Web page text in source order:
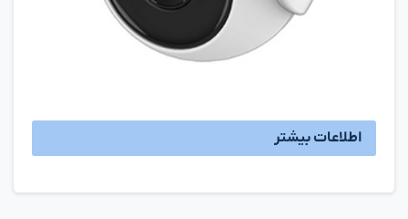
اطلاعات بیشتر